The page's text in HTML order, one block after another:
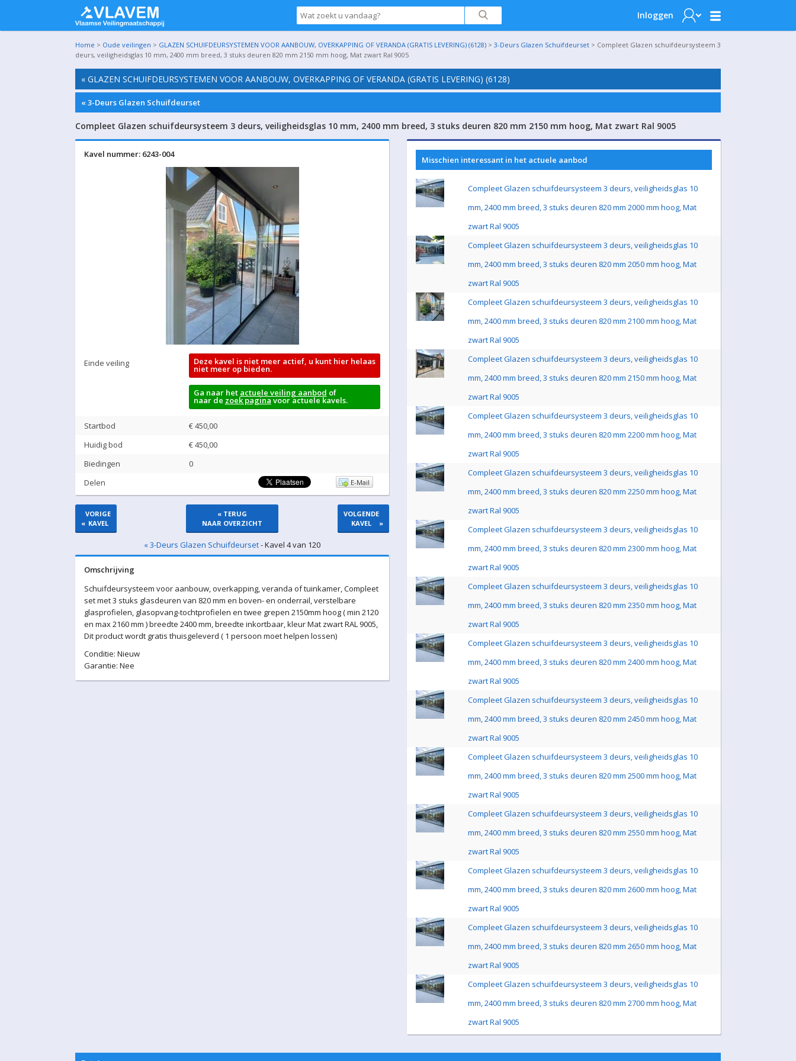
Inloggen
Home > Oude veilingen > GLAZEN SCHUIFDEURSYSTEMEN VOOR AANBOUW, OVERKAPPING OF VERANDA (GRATIS LEVERING) (6128) > 3-Deurs Glazen Schuifdeurset > Compleet Glazen schuifdeursysteem 3
deurs, veiligheidsglas 10 mm, 2400 mm breed, 3 stuks deuren 820 mm 2150 mm hoog, Mat zwart Ral 9005
« GLAZEN SCHUIFDEURSYSTEMEN VOOR AANBOUW, OVERKAPPING OF VERANDA (GRATIS LEVERING) (6128)
« 3-Deurs Glazen Schuifdeurset
Compleet Glazen schuifdeursysteem 3 deurs, veiligheidsglas 10 mm, 2400 mm breed, 3 stuks deuren 820 mm 2150 mm hoog, Mat zwart Ral 9005
Kavel nummer: 6243-004
Einde veiling Deze kavel is niet meer actief, u kunt hier helaas
niet meer op bieden.
Ga naar het actuele veiling aanbod of
naar de zoek paginavoor actuele kavels.
Startbod
€ 450,00
Huidig bod
€450,00
Biedingen
0
Delen
E-Mail
«
VORIGE
KAVEL
« TERUG
NAAR OVERZICHT
VOLGENDE
KAVEL
»
« 3-Deurs Glazen Schuifdeurset- Kavel 4 van 120
Omschrijving
Schuifdeursysteem voor aanbouw, overkapping, veranda of tuinkamer, Compleet
set met 3 stuks glasdeuren van 820 mm en boven- en onderrail, verstelbare
glasprofielen, glasopvang-tochtprofielen en twee grepen 2150mm hoog ( min 2120
en max 2160 mm ) breedte 2400 mm, breedte inkortbaar, kleur Mat zwart RAL 9005,
Dit product wordt gratis thuisgeleverd ( 1 persoon moet helpen lossen)
Conditie: Nieuw
Garantie: Nee
Misschien interessant in het actuele aanbod
Compleet Glazen schuifdeursysteem 3 deurs, veiligheidsglas 10
mm, 2400 mm breed, 3 stuks deuren 820 mm 2000 mm hoog, Mat
zwart Ral 9005
Compleet Glazen schuifdeursysteem 3 deurs, veiligheidsglas 10
mm, 2400 mm breed, 3 stuks deuren 820 mm 2050 mm hoog, Mat
zwart Ral 9005
Compleet Glazen schuifdeursysteem 3 deurs, veiligheidsglas 10
mm, 2400 mm breed, 3 stuks deuren 820 mm 2100 mm hoog, Mat
zwart Ral 9005
Compleet Glazen schuifdeursysteem 3 deurs, veiligheidsglas 10
mm, 2400 mm breed, 3 stuks deuren 820 mm 2150 mm hoog, Mat
zwart Ral 9005
Compleet Glazen schuifdeursysteem 3 deurs, veiligheidsglas 10
mm, 2400 mm breed, 3 stuks deuren 820 mm 2200 mm hoog, Mat
zwart Ral 9005
Compleet Glazen schuifdeursysteem 3 deurs, veiligheidsglas 10
mm, 2400 mm breed, 3 stuks deuren 820 mm 2250 mm hoog, Mat
zwart Ral 9005
Compleet Glazen schuifdeursysteem 3 deurs, veiligheidsglas 10
mm, 2400 mm breed, 3 stuks deuren 820 mm 2300 mm hoog, Mat
zwart Ral 9005
Compleet Glazen schuifdeursysteem 3 deurs, veiligheidsglas 10
mm, 2400 mm breed, 3 stuks deuren 820 mm 2350 mm hoog, Mat
zwart Ral 9005
Compleet Glazen schuifdeursysteem 3 deurs, veiligheidsglas 10
mm, 2400 mm breed, 3 stuks deuren 820 mm 2400 mm hoog, Mat
zwart Ral 9005
Compleet Glazen schuifdeursysteem 3 deurs, veiligheidsglas 10
mm, 2400 mm breed, 3 stuks deuren 820 mm 2450 mm hoog, Mat
zwart Ral 9005
Compleet Glazen schuifdeursysteem 3 deurs, veiligheidsglas 10
mm, 2400 mm breed, 3 stuks deuren 820 mm 2500 mm hoog, Mat
zwart Ral 9005
Compleet Glazen schuifdeursysteem 3 deurs, veiligheidsglas 10
mm, 2400 mm breed, 3 stuks deuren 820 mm 2550 mm hoog, Mat
zwart Ral 9005
Compleet Glazen schuifdeursysteem 3 deurs, veiligheidsglas 10
mm, 2400 mm breed, 3 stuks deuren 820 mm 2600 mm hoog, Mat
zwart Ral 9005
Compleet Glazen schuifdeursysteem 3 deurs, veiligheidsglas 10
mm, 2400 mm breed, 3 stuks deuren 820 mm 2650 mm hoog, Mat
zwart Ral 9005
Compleet Glazen schuifdeursysteem 3 deurs, veiligheidsglas 10
mm, 2400 mm breed, 3 stuks deuren 820 mm 2700 mm hoog, Mat
zwart Ral 9005